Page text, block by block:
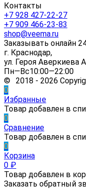
Контакты
+7 928 427-22-27
+7 909 466-23-83
shop@veema.ru
Заказывать онлайн
г. Краснодар,
ул. Героя Аверкиева
Пн—Вс10:00—22:00
© 2018 - 2026
0
Избранные
Товар добавлен в
0
Сравнение
Товар добавлен в
0
Корзина
0 ₽
Товар добавлен в
Заказать обратный